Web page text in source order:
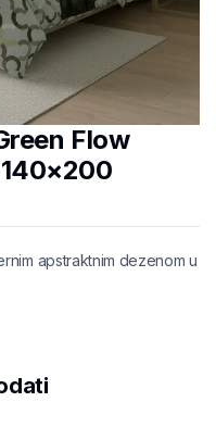
Flow
apstraktnim dezenom u